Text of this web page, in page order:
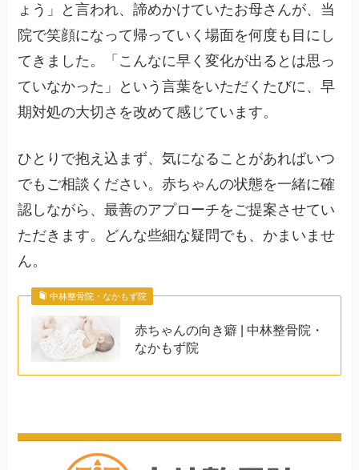
ょう」と言われ、諦めかけていたお母さんが、当
院で笑顔になって帰っていく場面を何度も目にし
てきました。「こんなに早く変化が出るとは思っ
ていなかった」という言葉をいただくたびに、早
期対処の大切さを改めて感じています。
ひとりで抱え込まず、気になることがあればいつ
でもご相談ください。赤ちゃんの状態を一緒に確
認しながら、最善のアプローチをご提案させてい
ただきます。どんな些細な疑問でも、かまいませ
ん。
中林整骨院・なかもず院
赤ちゃんの向き癖 | 中林整骨院・
なかもず院